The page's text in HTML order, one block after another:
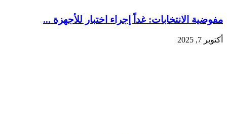
مفوضية الانتخابات: غداً إجراء اختبار للأجهزة ...
أكتوبر 7, 2025